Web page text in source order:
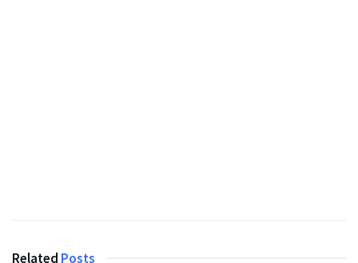
Related Posts